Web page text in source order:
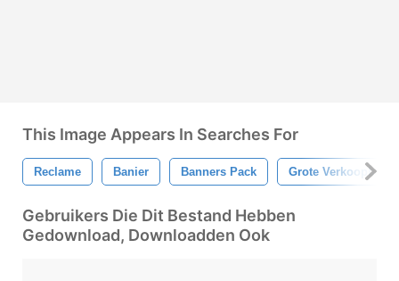
This Image Appears In Searches For
Reclame Banier Banners Pack Grote
Gebruikers Die Dit Bestand Hebben
Gedownload, Downloadden Ook